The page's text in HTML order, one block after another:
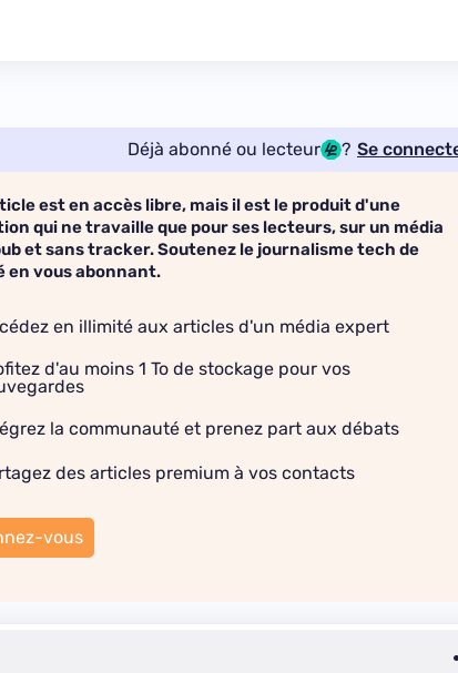
Déjà abonné ou lecteur ? Se
est en accès libre, mais il est le produit d'une
qui ne travaille que pour ses lecteurs, sur un média
et sans tracker. Soutenez le journalisme tech de
en vous abonnant.
en illimité aux articles d'un média expert
d'au moins 1 To de stockage pour vos
la communauté et prenez part aux débats
des articles premium à vos contacts
vous